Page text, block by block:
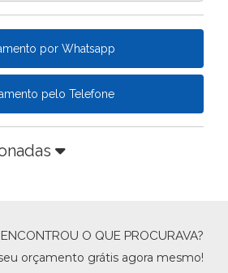
por Whatsapp
pelo Telefone
ENCONTROU O QUE PROCURAVA?
orçamento grátis agora mesmo!